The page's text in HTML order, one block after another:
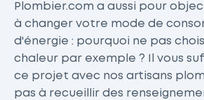
Plombier.com a aussi pour
à changer votre mode de
d'énergie : pourquoi ne pas
chaleur par exemple ? Il vous
ce projet avec nos artisans
pas à recueillir des